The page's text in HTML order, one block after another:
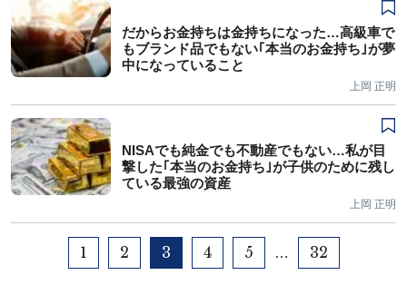
だからお金持ちは金持ちになった…高級車で
もブランド品でもない｢本当のお金持ち｣が夢
中になっていること
上岡 正明
NISAでも純金でも不動産でもない…私が目
撃した｢本当のお金持ち｣が子供のために残し
ている最強の資産
上岡 正明
1 2 3 4 5 … 32